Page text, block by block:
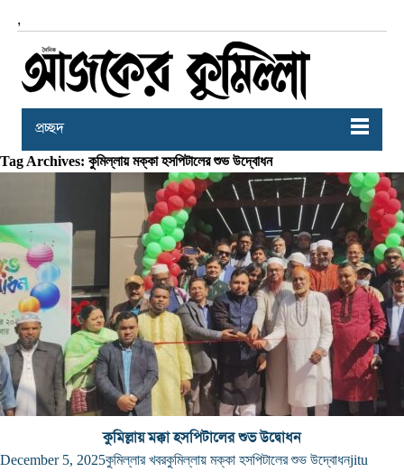
,
প্রচ্ছদ
Tag Archives: কুমিল্লায় মক্কা হসপিটালের শুভ উদ্বোধন
কুমিল্লায় মক্কা হসপিটালের শুভ উদ্বোধন
December 5, 2025কুমিল্লার খবরকুমিল্লায় মক্কা হসপিটালের শুভ উদ্বোধনjitu